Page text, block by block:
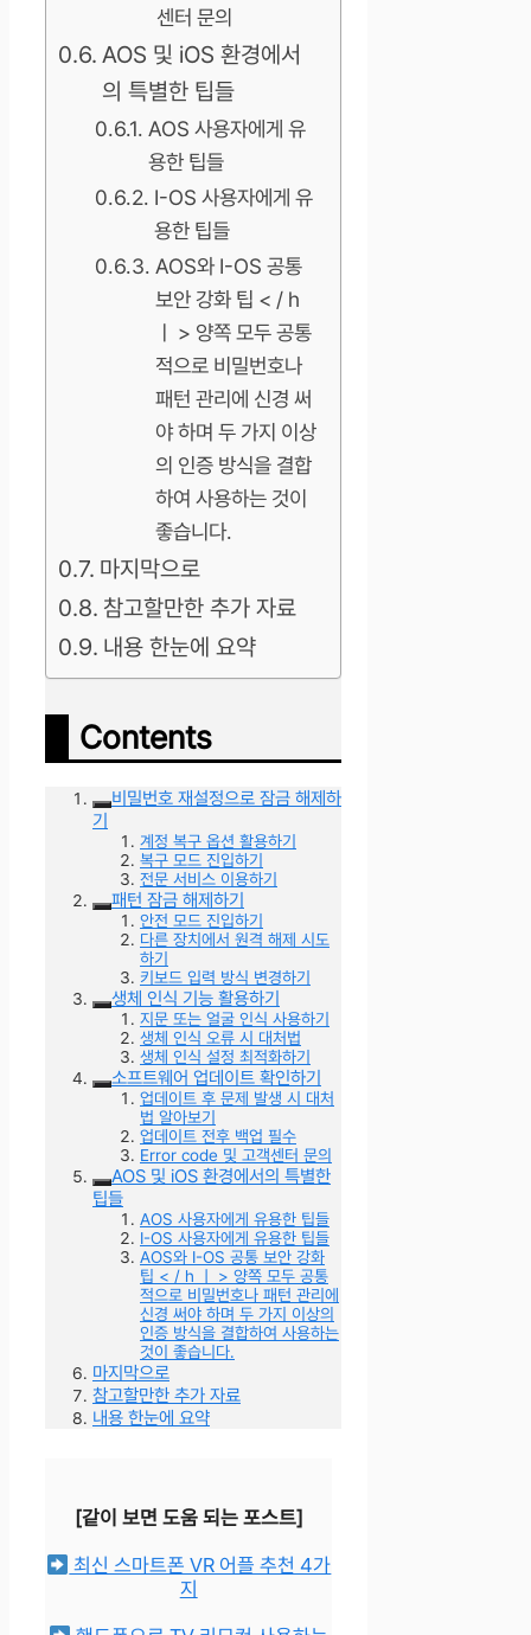
센터 문의
AOS 및 iOS 환경에서
의 특별한 팁들
AOS 사용자에게 유
용한 팁들
I-OS 사용자에게 유
용한 팁들
AOS와 I-OS 공통
보안 강화 팁 < / h
ㅣ > 양쪽 모두 공통
적으로 비밀번호나
패턴 관리에 신경 써
야 하며 두 가지 이상
의 인증 방식을 결합
하여 사용하는 것이
좋습니다.
마지막으로
참고할만한 추가 자료
내용 한눈에 요약
Contents
비밀번호 재설정으로 잠금 해제하
기
계정 복구 옵션 활용하기
복구 모드 진입하기
전문 서비스 이용하기
패턴 잠금 해제하기
안전 모드 진입하기
다른 장치에서 원격 해제 시도
하기
키보드 입력 방식 변경하기
생체 인식 기능 활용하기
지문 또는 얼굴 인식 사용하기
생체 인식 오류 시 대처법
생체 인식 설정 최적화하기
소프트웨어 업데이트 확인하기
업데이트 후 문제 발생 시 대처
법 알아보기
업데이트 전후 백업 필수
Error code 및 고객센터 문의
AOS 및 iOS 환경에서의 특별한
팁들
AOS 사용자에게 유용한 팁들
I-OS 사용자에게 유용한 팁들
AOS와 I-OS 공통 보안 강화
팁 < / h ㅣ > 양쪽 모두 공통
적으로 비밀번호나 패턴 관리에
신경 써야 하며 두 가지 이상의
인증 방식을 결합하여 사용하는
것이 좋습니다.
마지막으로
참고할만한 추가 자료
내용 한눈에 요약
[같이 보면 도움 되는 포스트]
최신 스마트폰 VR 어플 추천 4가
지